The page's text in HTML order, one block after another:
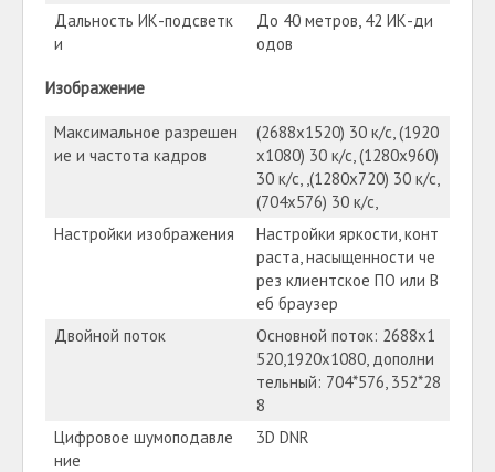
Дальность ИК-подсветк
и
До 40 метров, 42 ИК-ди
одов
Изображение
Максимальное разрешен
ие и частота кадров
(2688х1520) 30 к/с, (1920
х1080) 30 к/с, (1280х960)
30 к/с, ,(1280х720) 30 к/с,
(704х576) 30 к/с,
Настройки изображения
Настройки яркости, конт
раста, насыщенности че
рез клиентское ПО или В
еб браузер
Двойной поток
Основной поток: 2688х1
520,1920х1080, дополни
тельный: 704*576, 352*28
8
Цифровое шумоподавле
ние
3D DNR